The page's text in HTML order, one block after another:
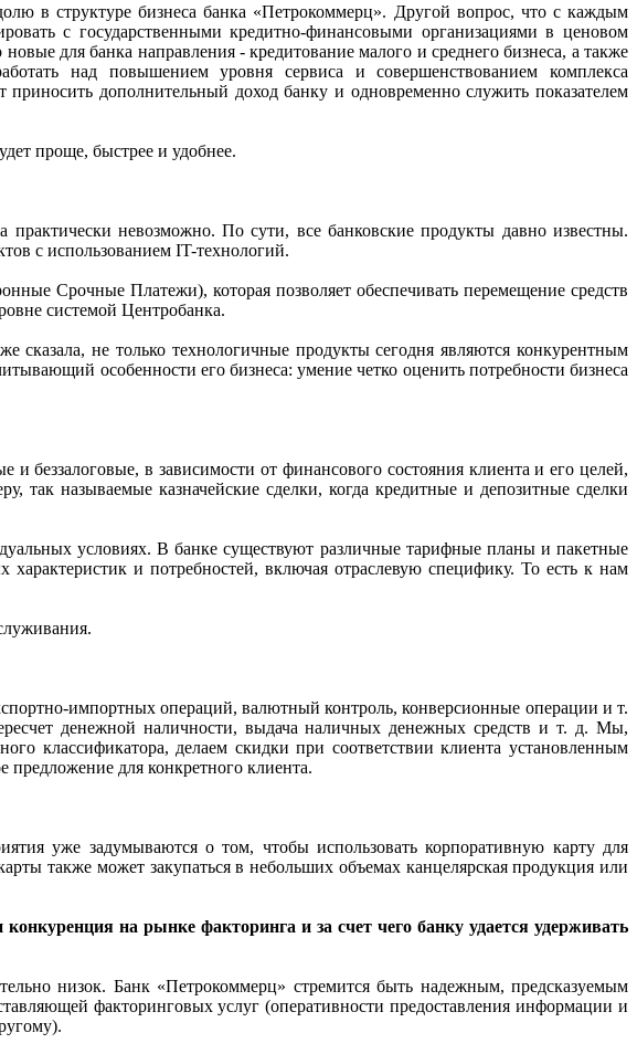
в структуре бизнеса банка «Петрокоммерц». Другой вопрос, что с каждым
с государственными кредитно-финансовыми организациями в ценовом
для банка направления - кредитование малого и среднего бизнеса, а также
над повышением уровня сервиса и совершенствованием комплекса
дополнительный доход банку и одновременно служить показателем
проще, быстрее и удобнее.
невозможно. По сути, все банковские продукты давно известны.
с использованием IT-технологий.
Срочные Платежи), которая позволяет обеспечивать перемещение средств
системой Центробанка.
не только технологичные продукты сегодня являются конкурентным
особенности его бизнеса: умение четко оценить потребности бизнеса
беззалоговые, в зависимости от финансового состояния клиента и его целей,
так называемые казначейские сделки, когда кредитные и депозитные сделки
условиях. В банке существуют различные тарифные планы и пакетные
и потребностей, включая отраслевую специфику. То есть к нам
импортных операций, валютный контроль, конверсионные операции и т.
денежной наличности, выдача наличных денежных средств и т. д. Мы,
классификатора, делаем скидки при соответствии клиента установленным
для конкретного клиента.
уже задумываются о том, чтобы использовать корпоративную карту для
также может закупаться в небольших объемах канцелярская продукция или
на рынке факторинга и за счет чего банку удается удерживать
низок. Банк «Петрокоммерц» стремится быть надежным, предсказуемым
факторинговых услуг (оперативности предоставления информации и